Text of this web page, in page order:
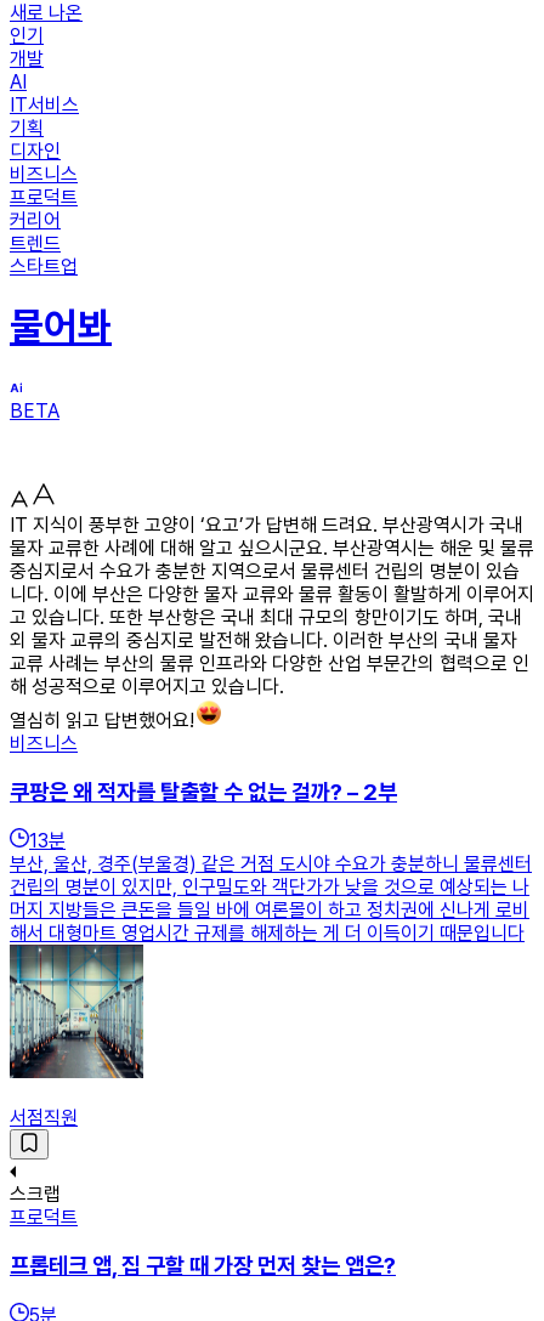
새로 나온
인기
개발
AI
IT서비스
기획
디자인
비즈니스
프로덕트
커리어
트렌드
스타트업
물어봐
BETA
IT 지식이 풍부한 고양이 ‘요고’가 답변해 드려요. 부산광역시가 국내
물자 교류한 사례에 대해 알고 싶으시군요. 부산광역시는 해운 및 물류
중심지로서 수요가 충분한 지역으로서 물류센터 건립의 명분이 있습
니다. 이에 부산은 다양한 물자 교류와 물류 활동이 활발하게 이루어지
고 있습니다. 또한 부산항은 국내 최대 규모의 항만이기도 하며, 국내
외 물자 교류의 중심지로 발전해 왔습니다. 이러한 부산의 국내 물자
교류 사례는 부산의 물류 인프라와 다양한 산업 부문간의 협력으로 인
해 성공적으로 이루어지고 있습니다.
열심히 읽고 답변했어요!
비즈니스
쿠팡은 왜 적자를 탈출할 수 없는 걸까? – 2부
13분
부산, 울산, 경주(부울경) 같은 거점 도시야 수요가 충분하니 물류센터
건립의 명분이 있지만, 인구밀도와 객단가가 낮을 것으로 예상되는 나
머지 지방들은 큰돈을 들일 바에 여론몰이 하고 정치권에 신나게 로비
해서 대형마트 영업시간 규제를 해제하는 게 더 이득이기 때문입니다
서점직원
스크랩
프로덕트
프롭테크 앱, 집 구할 때 가장 먼저 찾는 앱은?
5분